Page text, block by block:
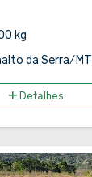
kg
da Serra/MT
Detalhes